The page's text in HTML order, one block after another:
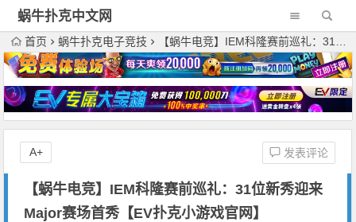
蜗牛扑克中文网
首页 蜗牛扑克电子竞技 【蜗牛电竞】IEM科隆赛前巡礼：31位新秀迎来Major赛场首秀【EV扑克小游戏官网】
【蜗牛电竞】IEM科隆赛前巡礼：31位新秀迎来
Major赛场首秀【EV扑克小游戏官网】
发表评论
A+